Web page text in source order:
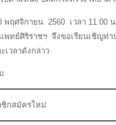
พฤศจิกายน 2560 เวลา
พทย์ศิริราชฯ จึงขอเรียนเชิญท่
วลาดังกล่าว
สมัครใหม่